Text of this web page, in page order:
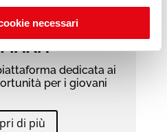
necessari
dedicata ai
per i giovani
di più